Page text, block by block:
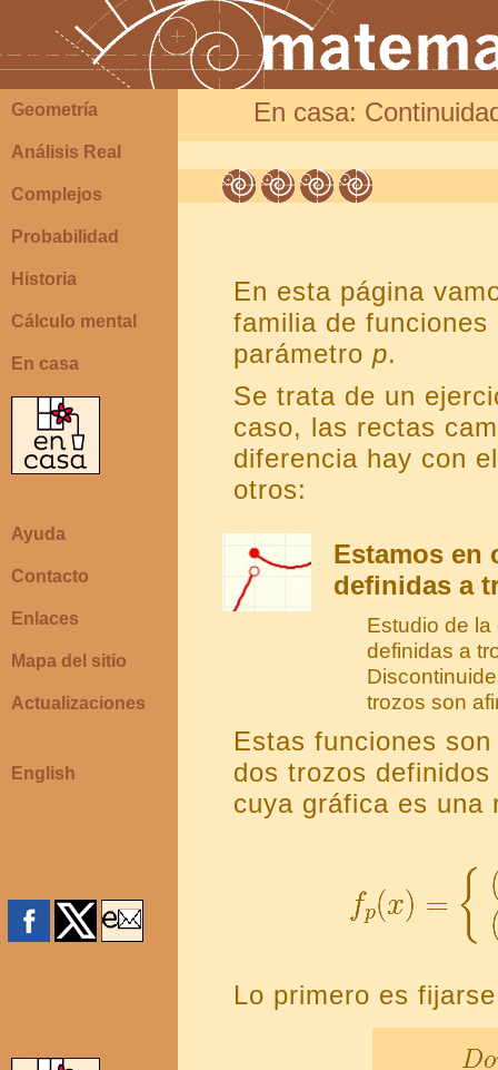
Geometría
Análisis Real
Complejos
Probabilidad
Historia
Cálculo mental
En casa
Ayuda
Contacto
Enlaces
Mapa del sitio
Actualizaciones
English
En casa:
En esta página
familia de
parámetro p.
Se trata de un
caso, las rectas
diferencia hay con
otros:
Estamos en
definidas a
Estudio de
definidas a
trozos son
Estas funciones
dos trozos
cuya gráfica es una
Lo primero es